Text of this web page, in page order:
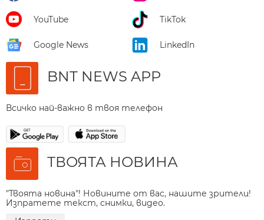
YouTube TikTok
Google News LinkedIn
BNT NEWS APP
Всичко най-важно в твоя телефон
ТВОЯТА НОВИНА
"Твоята новина"! Новините от вас, нашите зрители!
Изпратете текст, снимки, видео.